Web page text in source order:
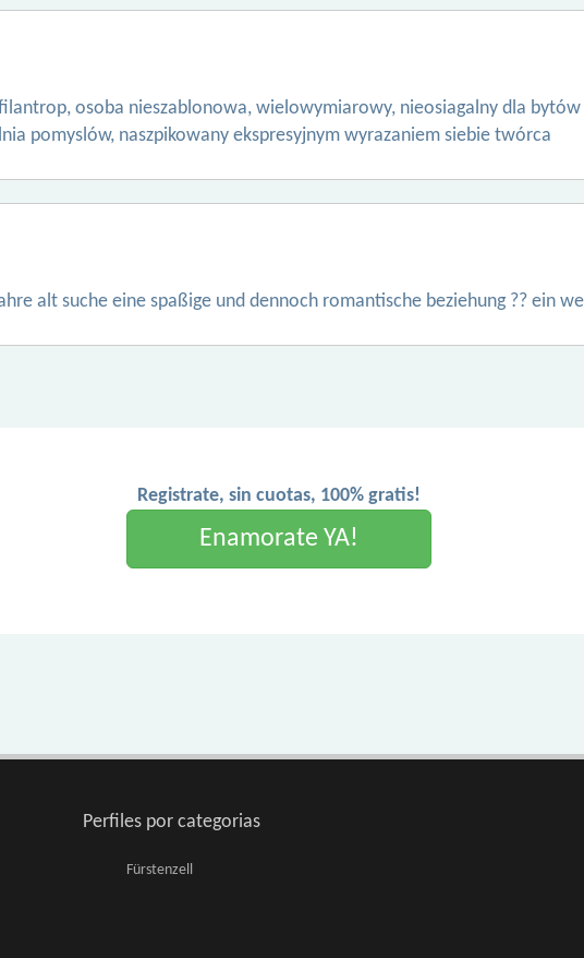
osoba nieszablonowa, wielowymiarowy, nieosiagalny dla
pomyslów, naszpikowany ekspresyjnym wyrazaniem siebie twórca
alt suche eine spaßige und dennoch romantische beziehung ?? ein
Registrate, sin cuotas, 100% gratis!
Enamorate YA!
Perfiles por categorias
Fürstenzell